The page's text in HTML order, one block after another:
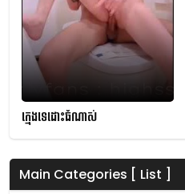
ក្មេងទេដោះធំណាស់
Main Categories [ List ]